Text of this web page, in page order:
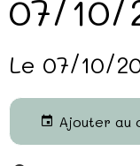
07/10/
Le 07/10/
Ajouter au